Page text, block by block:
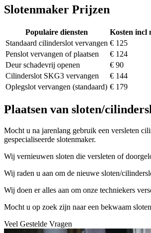
Slotenmaker Prijzen
Populaire diensten
Kosten incl
Standaard cilinderslot vervangen € 125
Penslot vervangen of plaatsen
€ 124
Deur schadevrij openen
€ 90
Cilinderslot SKG3 vervangen
€ 144
Oplegslot vervangen (standaard) € 179
Plaatsen van sloten/
Mocht u na jarenlang gebruik een versleten
gespecialiseerde slotenmaker.
Wij vernieuwen sloten die versleten of
Wij raden u aan om de nieuwe sloten/
Wij doen er alles aan om onze techniekers
Mocht u op zoek zijn naar een bekwaam
Veel Gestelde Vragen